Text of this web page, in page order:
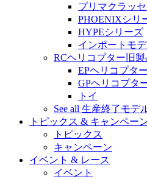
プリマクラッ
PHOENIXシリ
HYPEシリーズ
インポートモ
RCヘリコプター旧製
EPヘリコプター
GPヘリコプタ
トイ
See all 生産終了モデ
トピックス & キャンペー
トピックス
キャンペーン
イベント & レース
イベント